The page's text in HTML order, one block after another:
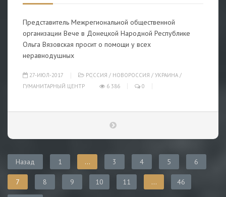
Представитель Межрегиональной общественной
организации Вече в Донецкой Народной Республике
Ольга Вязовская просит о помощи у всех
неравнодушных
27-ИЮЛ-2017 РОССИЯ / НОВОРОССИЯ / УКРАИНА /
ГУМАНИТАРНЫЙ ЦЕНТР
6 386 0
Назад 1 ... 3 4 5 6
7 8 9 10 11 ... 46